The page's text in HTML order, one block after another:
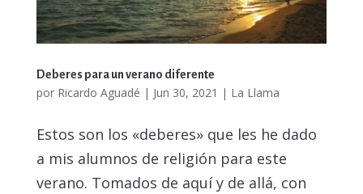
Deberes para un verano diferente
por Ricardo Aguadé | Jun 30, 2021 | La Llama
Estos son los «deberes» que les he dado
a mis alumnos de religión para este
verano. Tomados de aquí y de allá, con